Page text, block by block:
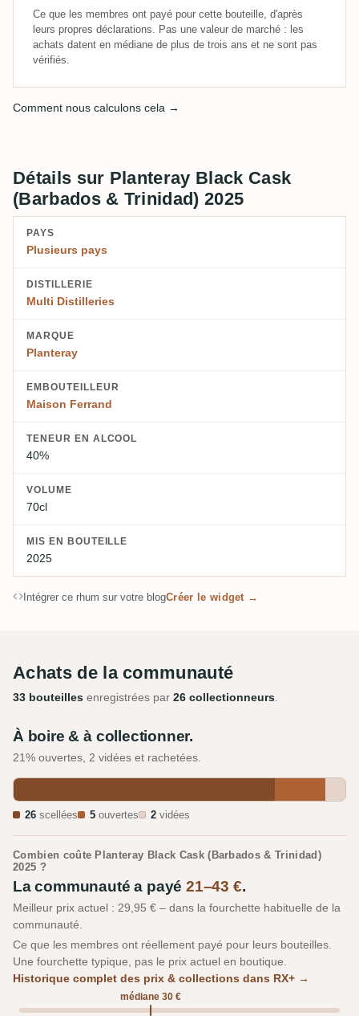
Ce que les membres ont payé pour cette bouteille, d'après
leurs propres déclarations. Pas une valeur de marché : les
achats datent en médiane de plus de trois ans et ne sont pas
vérifiés.
Comment nous calculons cela →
Détails sur Planteray Black Cask
(Barbados & Trinidad) 2025
PAYS
Plusieurs pays
DISTILLERIE
Multi Distilleries
MARQUE
Planteray
EMBOUTEILLEUR
Maison Ferrand
TENEUR EN ALCOOL
40%
VOLUME
70cl
MIS EN BOUTEILLE
2025
Intégrer ce rhum sur votre blogCréer le widget →
Achats de la communauté
33 bouteilles enregistrées par 26 collectionneurs.
À boire & à collectionner.
21% ouvertes, 2 vidées et rachetées.
26 scellées 5 ouvertes 2 vidées
Combien coûte Planteray Black Cask (Barbados & Trinidad)
2025 ?
La communauté a payé21–43 €.
Meilleur prix actuel : 29,95 € – dans la fourchette habituelle de la
communauté.
Ce que les membres ont réellement payé pour leurs bouteilles.
Une fourchette typique, pas le prix actuel en boutique.
Historique complet des prix & collections dans RX+ →
médiane 30 €